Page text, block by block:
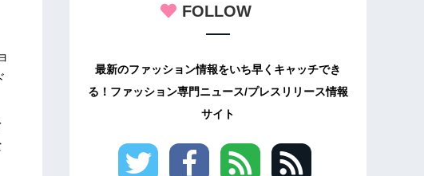
FOLLOW
最新のファッション情報をいち早くキャッチでき
る！ファッション専門ニュース/プレスリリース情報
サイト